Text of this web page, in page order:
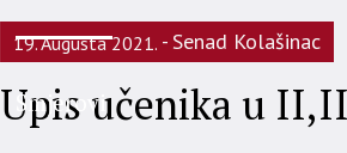
Smjerovi
19. Augusta 2021. Senad Kolašinac
Upis učenika u